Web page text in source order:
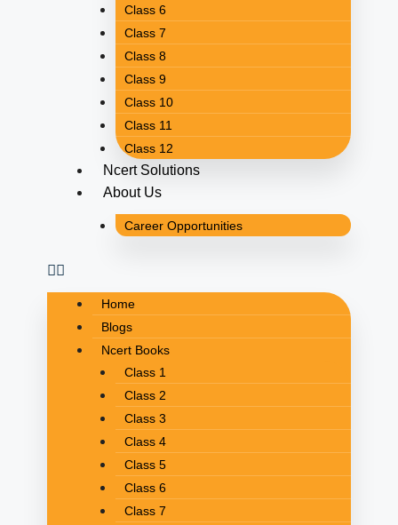
Class 6
Class 7
Class 8
Class 9
Class 10
Class 11
Class 12
Ncert Solutions
About Us
Career Opportunities
Home
Blogs
Ncert Books
Class 1
Class 2
Class 3
Class 4
Class 5
Class 6
Class 7